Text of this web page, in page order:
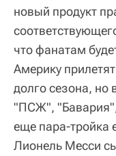
новый продукт
что фанатам
Америку
долго сезона, но
"ПСЖ",
еще пара-тройка
Лионель Месси